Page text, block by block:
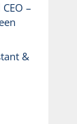
–
&